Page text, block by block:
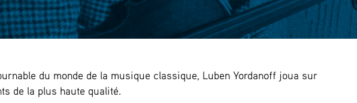
du monde de la musique classique, Luben Yordanoff joua sur
de la plus haute qualité.